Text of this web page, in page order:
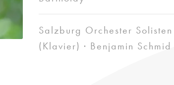
Salzburg Orchester
(Klavier) · Benjamin